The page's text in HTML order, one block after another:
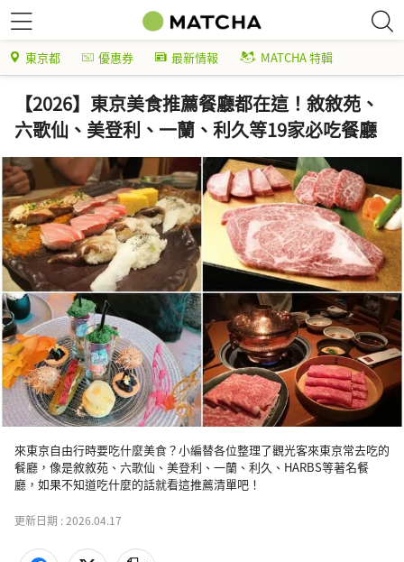
東京都 優惠券 最新情報 MATCHA 特輯
【2026】東京美食推薦餐廳都在這！敘敘苑、
六歌仙、美登利、一蘭、利久等19家必吃餐廳
來東京自由行時要吃什麼美食？小編替各位整理了觀光客來東京常去吃的
餐廳，像是敘敘苑、六歌仙、美登利、一蘭、利久、HARBS等著名餐
更新日期 :2026.04.17